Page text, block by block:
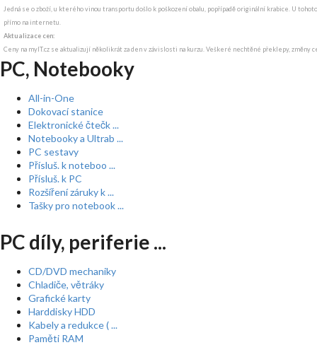
Jedná se o zboží, u kterého vinou transportu došlo k poškození obalu, popřípadě originální krabice. U
přímo na internetu.
Aktualizace cen:
Ceny na myIT.cz se aktualizují několikrát za den v závislosti na kurzu. Veškeré nechtěné překlepy, změny
PC, Notebooky
All-in-One
Dokovací stanice
Elektronické čtečk ...
Notebooky a Ultrab ...
PC sestavy
Přísluš. k noteboo ...
Přísluš. k PC
Rozšíření záruky k ...
Tašky pro notebook ...
PC díly, periferie ...
CD/DVD mechaniky
Chladiče, větráky
Grafické karty
Harddisky HDD
Kabely a redukce ( ...
Paměti RAM